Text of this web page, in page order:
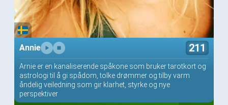
Annie 211
Arnie er en kanaliserende spåkone som bruker tarotkort og
astrologi til å gi spådom, tolke drømmer og tilby varm
åndelig veiledning som gir klarhet, styrke og nye
perspektiver